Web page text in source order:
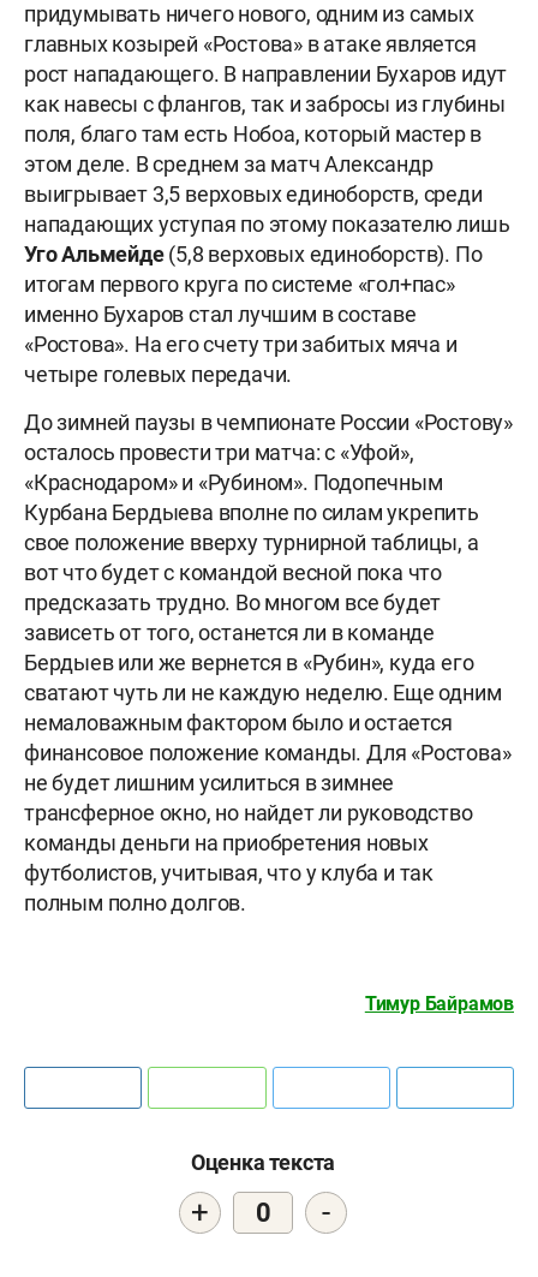
придумывать ничего нового, одним из самых
главных козырей «Ростова» в атаке является
рост нападающего. В направлении Бухаров идут
как навесы с флангов, так и забросы из глубины
поля, благо там есть Нобоа, который мастер в
этом деле. В среднем за матч Александр
выигрывает 3,5 верховых единоборств, среди
нападающих уступая по этому показателю лишь
Уго Альмейде(5,8 верховых единоборств). По
итогам первого круга по системе «гол+пас»
именно Бухаров стал лучшим в составе
«Ростова». На его счету три забитых мяча и
четыре голевых передачи.
До зимней паузы в чемпионате России «Ростову»
осталось провести три матча: с «Уфой»,
«Краснодаром» и «Рубином». Подопечным
Курбана Бердыева вполне по силам укрепить
свое положение вверху турнирной таблицы, а
вот что будет с командой весной пока что
предсказать трудно. Во многом все будет
зависеть от того, останется ли в команде
Бердыев или же вернется в «Рубин», куда его
сватают чуть ли не каждую неделю. Еще одним
немаловажным фактором было и остается
финансовое положение команды. Для «Ростова»
не будет лишним усилиться в зимнее
трансферное окно, но найдет ли руководство
команды деньги на приобретения новых
футболистов, учитывая, что у клуба и так
полным полно долгов.
Тимур Байрамов
Оценка текста
+ 0 -